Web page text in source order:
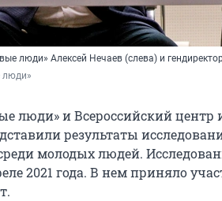
люди» Алексей Нечаев (слева) и
люди»
люди» и Всероссийский
результаты
молодых людей.
2021 года. В нем приняло